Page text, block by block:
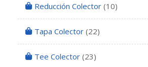
Reducción Colector (10)
Tapa Colector (22)
Tee Colector (23)